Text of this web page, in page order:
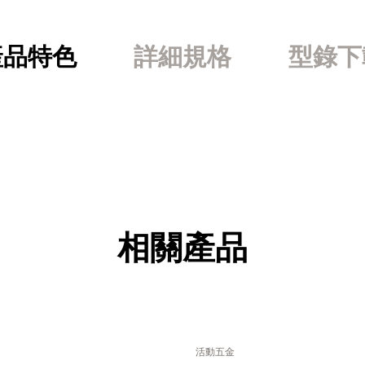
特色 詳細規格 型錄
相關產品
活動五金